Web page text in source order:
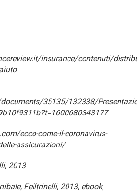
insurance/contenuti/
35135/132338/
ecco-come-il-coronavirus-
assicurazioni/
2013
Felltrinelli, 2013, ebook,